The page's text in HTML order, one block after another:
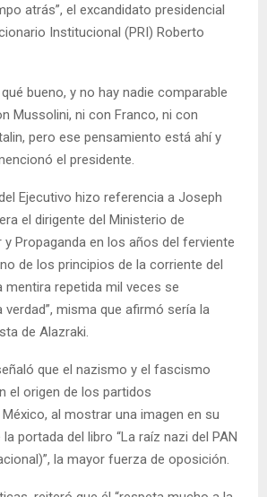
atrás”, el excandidato presidencial
Institucional (PRI) Roberto
bueno, y no hay nadie comparable
Mussolini, ni con Franco, ni con
pero ese pensamiento está ahí y
el presidente.
Ejecutivo hizo referencia a Joseph
el dirigente del Ministerio de
y Propaganda en los años del ferviente
de los principios de la corriente del
mentira repetida mil veces se
misma que afirmó sería la
de Alazraki.
que el nazismo y el fascismo
el origen de los partidos
al mostrar una imagen en su
portada del libro “La raíz nazi del PAN
la mayor fuerza de oposición.